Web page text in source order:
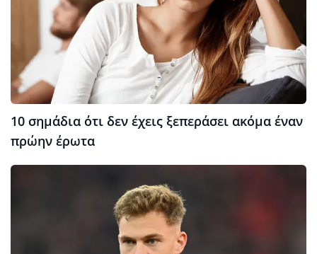
10 σημάδια ότι δεν έχεις ξεπεράσει ακόμα έναν
πρώην έρωτα